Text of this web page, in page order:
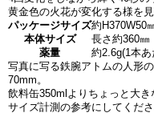
黄金色の火花が変化する様を見
パッケージサイズ約H370W50
本体サイズ
長さ約360㎜
薬量
約2.6g(1本あ
写真に写る鉄腕アトムの人形
70mm。
飲料缶350mlよりちょっと大き
サイズ計測の参考にしてくださ